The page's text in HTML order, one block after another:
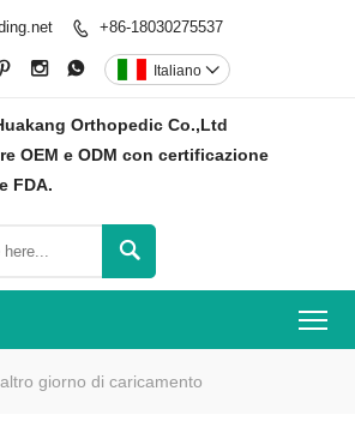
 +86-18030275537
  Italiano 
Orthopedic Co.,Ltd
OEM e ODM con certificazione
FDA.

giorno di caricamento